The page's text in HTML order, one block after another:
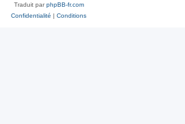
Traduit parphpBB-fr.com
Confidentialité | Conditions